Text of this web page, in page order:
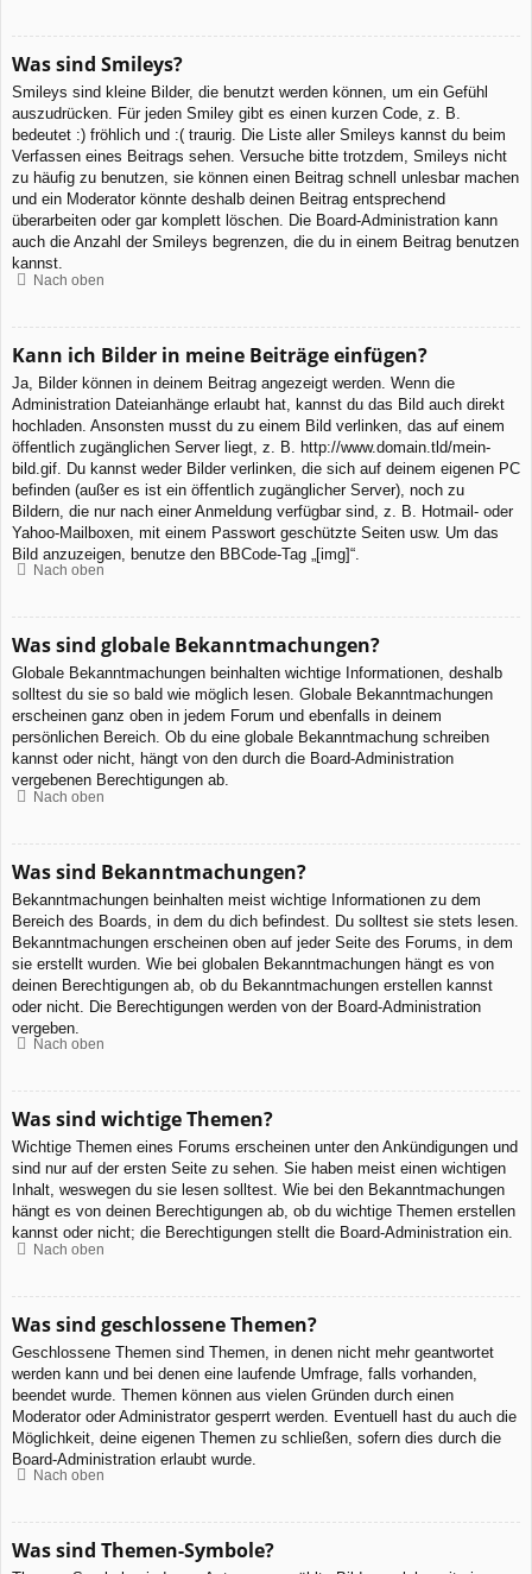
Was sind Smileys?
Smileys sind kleine Bilder, die benutzt werden können, um ein Gefühl
auszudrücken. Für jeden Smiley gibt es einen kurzen Code, z. B.
bedeutet :) fröhlich und :( traurig. Die Liste aller Smileys kannst du beim
Verfassen eines Beitrags sehen. Versuche bitte trotzdem, Smileys nicht
zu häufig zu benutzen, sie können einen Beitrag schnell unlesbar machen
und ein Moderator könnte deshalb deinen Beitrag entsprechend
überarbeiten oder gar komplett löschen. Die Board-Administration kann
auch die Anzahl der Smileys begrenzen, die du in einem Beitrag benutzen
kannst.
Nach oben
Kann ich Bilder in meine Beiträge einfügen?
Ja, Bilder können in deinem Beitrag angezeigt werden. Wenn die
Administration Dateianhänge erlaubt hat, kannst du das Bild auch direkt
hochladen. Ansonsten musst du zu einem Bild verlinken, das auf einem
öffentlich zugänglichen Server liegt, z. B. http://www.domain.tld/mein-
bild.gif. Du kannst weder Bilder verlinken, die sich auf deinem eigenen PC
befinden (außer es ist ein öffentlich zugänglicher Server), noch zu
Bildern, die nur nach einer Anmeldung verfügbar sind, z. B. Hotmail- oder
Yahoo-Mailboxen, mit einem Passwort geschützte Seiten usw. Um das
Bild anzuzeigen, benutze den BBCode-Tag „[img]“.
Nach oben
Was sind globale Bekanntmachungen?
Globale Bekanntmachungen beinhalten wichtige Informationen, deshalb
solltest du sie so bald wie möglich lesen. Globale Bekanntmachungen
erscheinen ganz oben in jedem Forum und ebenfalls in deinem
persönlichen Bereich. Ob du eine globale Bekanntmachung schreiben
kannst oder nicht, hängt von den durch die Board-Administration
vergebenen Berechtigungen ab.
Nach oben
Was sind Bekanntmachungen?
Bekanntmachungen beinhalten meist wichtige Informationen zu dem
Bereich des Boards, in dem du dich befindest. Du solltest sie stets lesen.
Bekanntmachungen erscheinen oben auf jeder Seite des Forums, in dem
sie erstellt wurden. Wie bei globalen Bekanntmachungen hängt es von
deinen Berechtigungen ab, ob du Bekanntmachungen erstellen kannst
oder nicht. Die Berechtigungen werden von der Board-Administration
vergeben.
Nach oben
Was sind wichtige Themen?
Wichtige Themen eines Forums erscheinen unter den Ankündigungen und
sind nur auf der ersten Seite zu sehen. Sie haben meist einen wichtigen
Inhalt, weswegen du sie lesen solltest. Wie bei den Bekanntmachungen
hängt es von deinen Berechtigungen ab, ob du wichtige Themen erstellen
kannst oder nicht; die Berechtigungen stellt die Board-Administration ein.
Nach oben
Was sind geschlossene Themen?
Geschlossene Themen sind Themen, in denen nicht mehr geantwortet
werden kann und bei denen eine laufende Umfrage, falls vorhanden,
beendet wurde. Themen können aus vielen Gründen durch einen
Moderator oder Administrator gesperrt werden. Eventuell hast du auch die
Möglichkeit, deine eigenen Themen zu schließen, sofern dies durch die
Board-Administration erlaubt wurde.
Nach oben
Was sind Themen-Symbole?